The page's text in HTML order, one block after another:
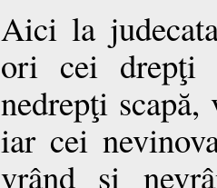
Aici la
ori cei drepţi
nedrepţi
iar cei
vrând şi